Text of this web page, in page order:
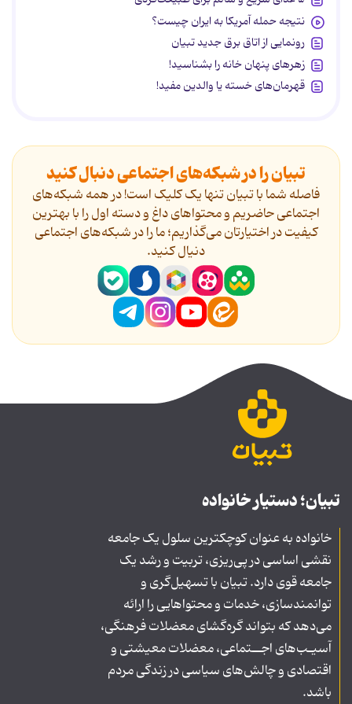
نتیجه حمله آمریکا به ایران چیست؟
رونمایی از اتاق برق جدید تبیان
زهرهای پنهان خانه را بشناسید!
قهرمان‌های خسته یا والدین مفید!
تبیان را در شبکه‌های اجتماعی دنبال کنید
فاصله شما با تبیان تنها یک کلیک است! در همه شبکه‌های
اجتماعی حاضریم و محتواهای داغ و دسته اول را با بهترین
کیفیت در اختیارتان می‌گذاریم؛ ما را در شبکه‌های اجتماعی
دنیال کنید.
تبیان؛ دستیار خانواده
خانواده به عنوان کوچکترین سلول یک جامعه
نقشی اساسی در پی‌ریزی، تربیت و رشد یک
جامعه قوی دارد. تبیان با تسهیل‌گری و
توانمندسازی، خدمات و محتواهایی را ارائه
می‌دهد که بتواند گره‌گشای معضلات فرهنگی،
آسیـب‌های اجــتماعی، معضلات معیشتی و
اقتصادی و چالش‌های سیاسی در زندگی مردم
باشد.